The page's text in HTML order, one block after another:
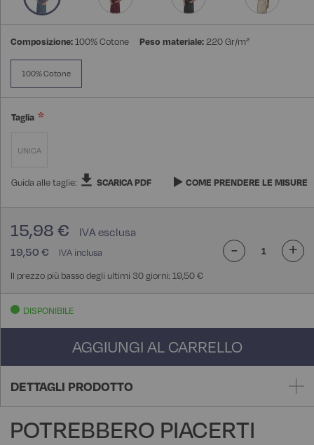
Composizione:100% Cotone Peso materiale:220 Gr/m²
100% Cotone
Taglia
UNICA
Guida alle taglie: SCARICA PDF COME PRENDERE LE MISURE
19,50 €
15,98 €
Il prezzo più basso degli ultimi 30 giorni: 19,50 €
- +
DISPONIBILE
AGGIUNGI AL CARRELLO
DETTAGLI PRODOTTO
POTREBBERO PIACERTI